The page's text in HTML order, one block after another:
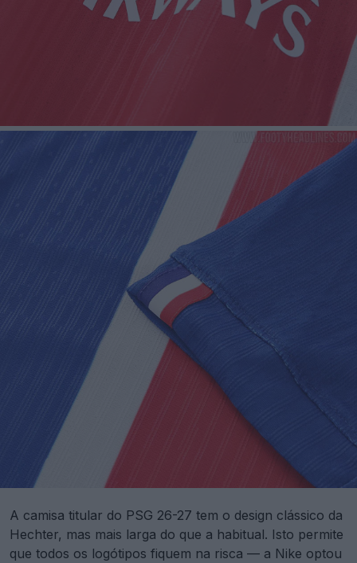
A camisa titular do PSG 26-27 tem o design clássico da
Hechter, mas mais larga do que a habitual. Isto permite
que todos os logótipos fiquem na risca — a Nike optou